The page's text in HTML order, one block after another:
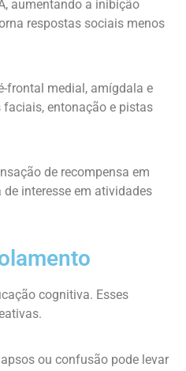
aumentando a inibição
respostas sociais menos
frontal medial, amígdala e
entonação e pistas
de recompensa em
de interesse em atividades
cognitiva. Esses
ou confusão pode levar